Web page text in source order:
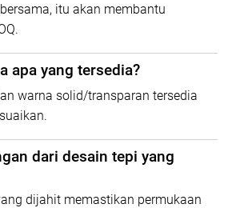
itu akan membantu
apa yang tersedia?
warna solid/transparan tersedia
dari desain tepi yang
dijahit memastikan permukaan